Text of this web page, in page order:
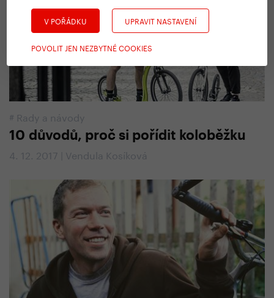
V POŘÁDKU UPRAVIT NASTAVENÍ
POVOLIT JEN NEZBYTNÉ COOKIES
# Rady a návody
10 důvodů, proč si pořídit koloběžku
4. 12. 2017 | Vendula Kosíková